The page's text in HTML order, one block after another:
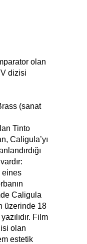
olan
dizisi
(sanat
Tinto
Caligula’yı
eines
Caligula
üzerinde 18
Film
olan
estetik